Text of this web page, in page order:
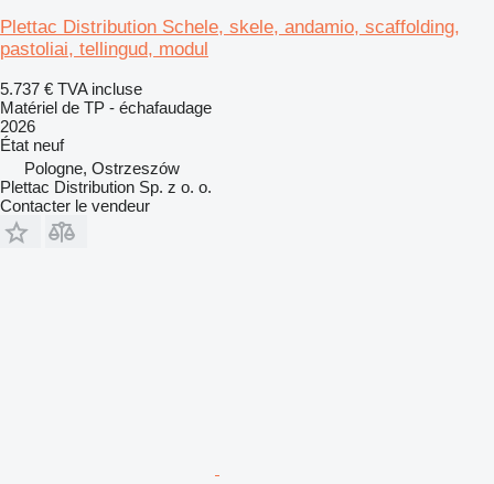
Plettac Distribution Schele, skele, andamio, scaffolding,
pastoliai, tellingud, modul
5.737 € TVA incluse
Matériel de TP - échafaudage
2026
État neuf
Pologne, Ostrzeszów
Plettac Distribution Sp. z o. o.
Contacter le vendeur